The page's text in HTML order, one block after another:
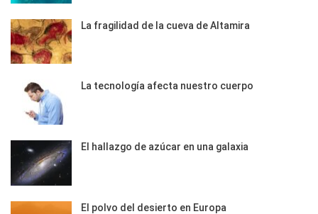
La fragilidad de la cueva de Altamira
La tecnología afecta nuestro cuerpo
El hallazgo de azúcar en una galaxia
El polvo del desierto en Europa